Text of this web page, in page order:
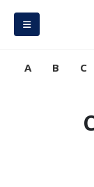
A B C